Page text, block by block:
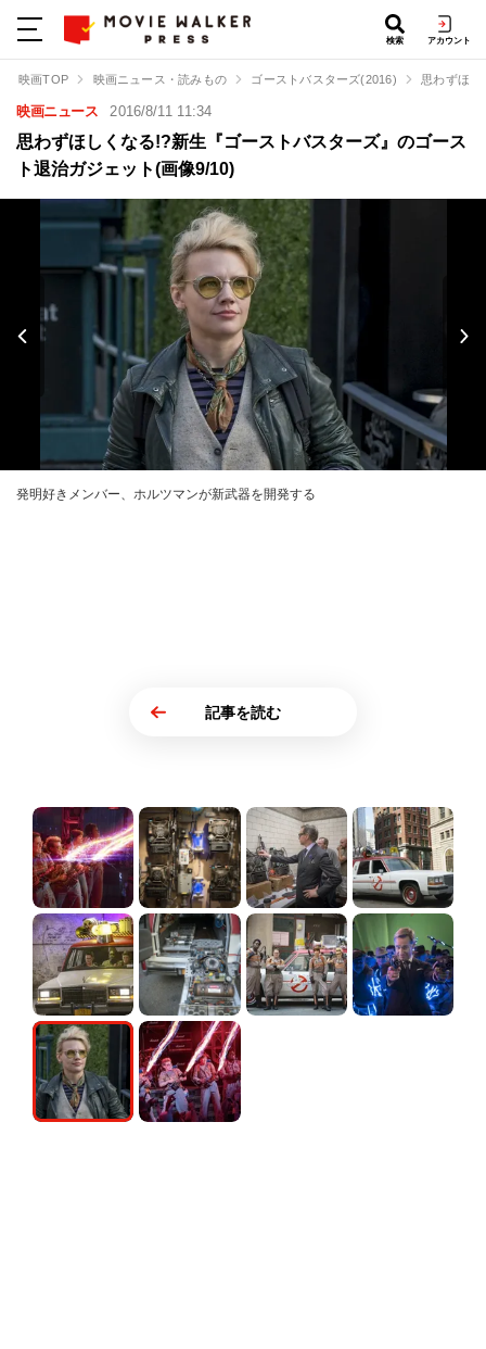
検索 アカウント
映画TOP 映画ニュース・読みもの ゴーストバスターズ(2016) 思わずほし
映画ニュース 2016/8/11 11:34
思わずほしくなる!?新生『ゴーストバスターズ』のゴース
ト退治ガジェット(画像9/10)
発明好きメンバー、ホルツマンが新武器を開発する
記事を読む